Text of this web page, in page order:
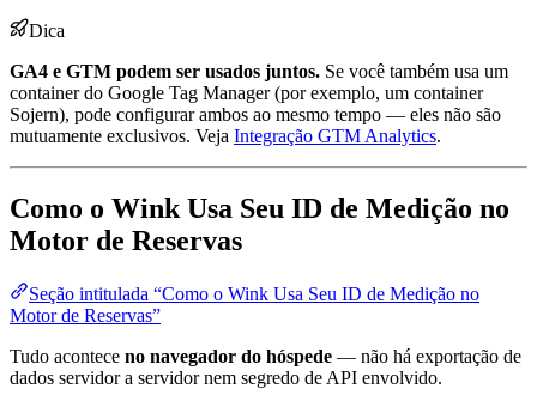
Dica
GA4 e GTM podem ser usados juntos. Se você também usa um
container do Google Tag Manager (por exemplo, um container
Sojern), pode configurar ambos ao mesmo tempo — eles não são
mutuamente exclusivos. Veja Integração GTM Analytics.
Como o Wink Usa Seu ID de Medição no
Motor de Reservas
Seção intitulada “Como o Wink Usa Seu ID de Medição no
Motor de Reservas”
Tudo acontece no navegador do hóspede — não há exportação de
dados servidor a servidor nem segredo de API envolvido.